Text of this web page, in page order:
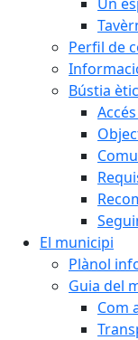
Perfil de
Bústia
El municipi
Plànol
Guia del
Com